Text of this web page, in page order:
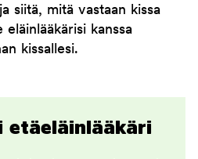
siitä, mitä vastaan kissa
kanssa
kissallesi.
etäeläinlääkäri